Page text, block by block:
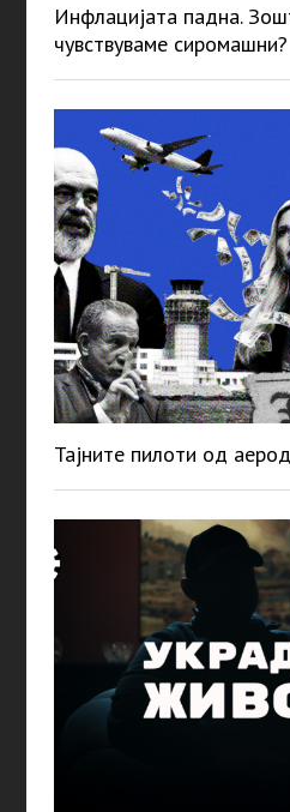
Инфлацијата падна.
чувствуваме сиромашни?
Тајните пилоти од